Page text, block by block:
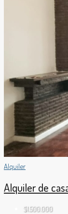
Alquiler
Alquiler de
$1.500.000